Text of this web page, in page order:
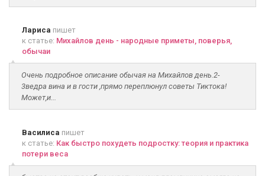
Лариса пишет
к статье: Михайлов день - народные приметы, поверья,
обычаи
Очень подробное описание обычая на Михайлов день.2-
3ведра вина и в гости ,прямо переплюнул советы Тиктока!
Может,и...
Василиса пишет
к статье: Как быстро похудеть подростку: теория и практика
потери веса